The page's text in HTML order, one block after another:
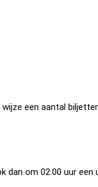
een aantal
dan om 02.00 uur